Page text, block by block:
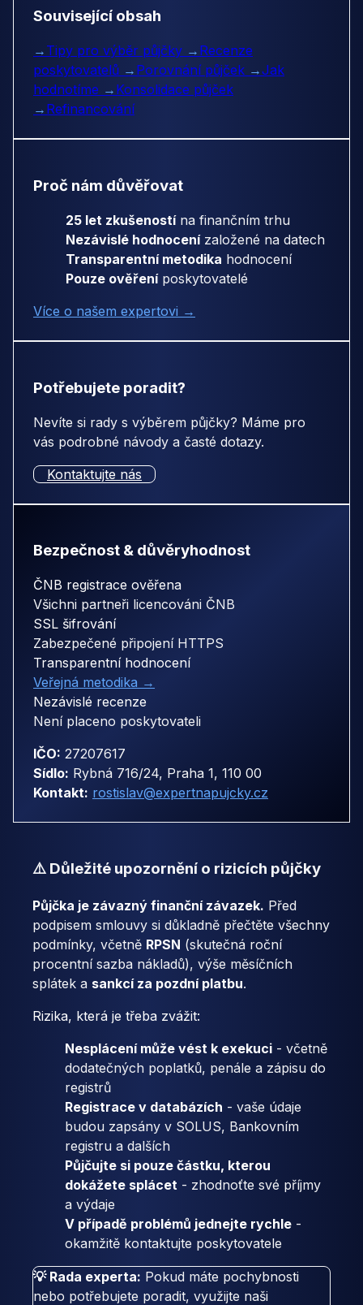
Související obsah
→ Tipy pro výběr půjčky → Recenze
poskytovatelů → Porovnání půjček →Jak
hodnotíme → Konsolidace půjček
→ Refinancování
Proč nám důvěřovat
25 let zkušenostína finančním trhu
Nezávislé hodnocenízaložené na datech
Transparentní metodika hodnocení
Pouze ověřeníposkytovatelé
Více o našem expertovi →
Potřebujete poradit?
Nevíte si rady s výběrem půjčky? Máme pro
vás podrobné návody a časté dotazy.
Kontaktujte nás
Bezpečnost & důvěryhodnost
ČNB registrace ověřena
Všichni partneři licencováni ČNB
SSL šifrování
Zabezpečené připojení HTTPS
Transparentní hodnocení
Veřejná metodika →
Nezávislé recenze
Není placeno poskytovateli
IČO: 27207617
Sídlo: Rybná 716/24, Praha 1, 110 00
Kontakt: rostislav@expertnapujcky.cz
⚠️ Důležité upozornění o rizicích půjčky
Půjčka je závazný finanční závazek. Před
podpisem smlouvy si důkladně přečtěte všechny
podmínky, včetně RPSN (skutečná roční
procentní sazba nákladů), výše měsíčních
splátek a sankcí za pozdní platbu.
Rizika, která je třeba zvážit:
Nesplácení může vést k exekuci - včetně
dodatečných poplatků, penále a zápisu do
registrů
Registrace v databázích - vaše údaje
budou zapsány v SOLUS, Bankovním
registru a dalších
Půjčujte si pouze částku, kterou
dokážete splácet - zhodnoťte své příjmy
a výdaje
V případě problémů jednejte rychle -
okamžitě kontaktujte poskytovatele
💡 Rada experta: Pokud máte pochybnosti
nebo potřebujete poradit, využijte naši